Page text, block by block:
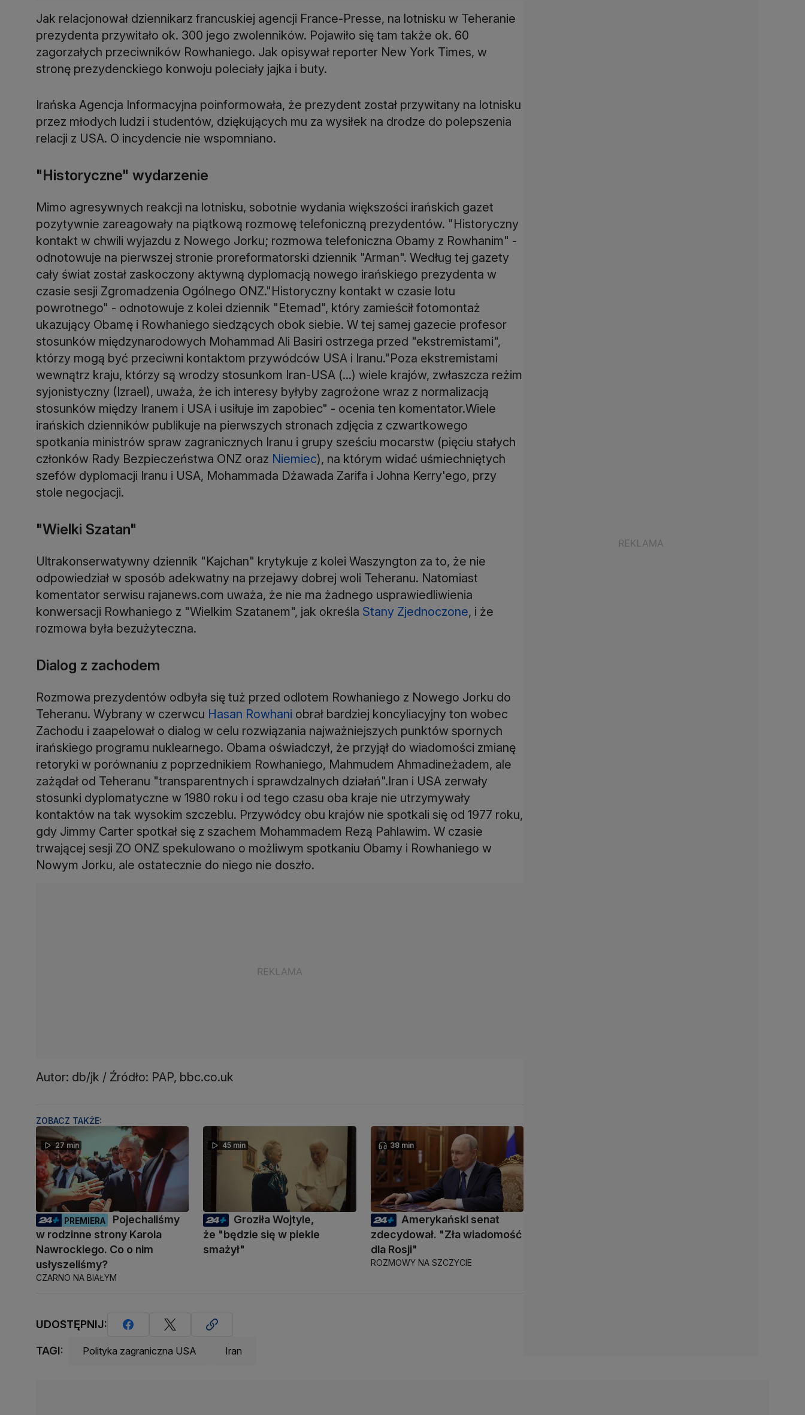
Jak relacjonował dziennikarz francuskiej agencji France-Presse, na lotnisku w Teheranie
prezydenta przywitało ok. 300 jego zwolenników. Pojawiło się tam także ok. 60
zagorzałych przeciwników Rowhaniego. Jak opisywał reporter New York Times, w
stronę prezydenckiego konwoju poleciały jajka i buty.
Irańska Agencja Informacyjna poinformowała, że prezydent został przywitany na lotnisku
przez młodych ludzi i studentów, dziękujących mu za wysiłek na drodze do polepszenia
relacji z USA. O incydencie nie wspomniano.
"Historyczne" wydarzenie
Mimo agresywnych reakcji na lotnisku, sobotnie wydania większości irańskich gazet
pozytywnie zareagowały na piątkową rozmowę telefoniczną prezydentów. "Historyczny
kontakt w chwili wyjazdu z Nowego Jorku; rozmowa telefoniczna Obamy z Rowhanim" -
odnotowuje na pierwszej stronie proreformatorski dziennik "Arman". Według tej gazety
cały świat został zaskoczony aktywną dyplomacją nowego irańskiego prezydenta w
czasie sesji Zgromadzenia Ogólnego ONZ."Historyczny kontakt w czasie lotu
powrotnego" - odnotowuje z kolei dziennik "Etemad", który zamieścił fotomontaż
ukazujący Obamę i Rowhaniego siedzących obok siebie. W tej samej gazecie profesor
stosunków międzynarodowych Mohammad Ali Basiri ostrzega przed "ekstremistami",
którzy mogą być przeciwni kontaktom przywódców USA i Iranu."Poza ekstremistami
wewnątrz kraju, którzy są wrodzy stosunkom Iran-USA (...) wiele krajów, zwłaszcza reżim
syjonistyczny (Izrael), uważa, że ich interesy byłyby zagrożone wraz z normalizacją
stosunków między Iranem i USA i usiłuje im zapobiec" - ocenia ten komentator.Wiele
irańskich dzienników publikuje na pierwszych stronach zdjęcia z czwartkowego
spotkania ministrów spraw zagranicznych Iranu i grupy sześciu mocarstw (pięciu stałych
członków Rady Bezpieczeństwa ONZ oraz Niemiec), na którym widać uśmiechniętych
szefów dyplomacji Iranu i USA, Mohammada Dżawada Zarifa i Johna Kerry'ego, przy
stole negocjacji.
"Wielki Szatan"
Ultrakonserwatywny dziennik "Kajchan" krytykuje z kolei Waszyngton za to, że nie
odpowiedział w sposób adekwatny na przejawy dobrej woli Teheranu. Natomiast
komentator serwisu rajanews.com uważa, że nie ma żadnego usprawiedliwienia
konwersacji Rowhaniego z "Wielkim Szatanem", jak określa Stany Zjednoczone, i że
rozmowa była bezużyteczna.
Dialog z zachodem
Rozmowa prezydentów odbyła się tuż przed odlotem Rowhaniego z Nowego Jorku do
Teheranu. Wybrany w czerwcu Hasan Rowhani obrał bardziej koncyliacyjny ton wobec
Zachodu i zaapelował o dialog w celu rozwiązania najważniejszych punktów spornych
irańskiego programu nuklearnego. Obama oświadczył, że przyjął do wiadomości zmianę
retoryki w porównaniu z poprzednikiem Rowhaniego, Mahmudem Ahmadineżadem, ale
zażądał od Teheranu "transparentnych i sprawdzalnych działań".Iran i USA zerwały
stosunki dyplomatyczne w 1980 roku i od tego czasu oba kraje nie utrzymywały
kontaktów na tak wysokim szczeblu. Przywódcy obu krajów nie spotkali się od 1977 roku,
gdy Jimmy Carter spotkał się z szachem Mohammadem Rezą Pahlawim. W czasie
trwającej sesji ZO ONZ spekulowano o możliwym spotkaniu Obamy i Rowhaniego w
Nowym Jorku, ale ostatecznie do niego nie doszło.
Autor: db/jk / Źródło: PAP, bbc.co.uk
ZOBACZ TAKŻE:
27 min
PREMIERA
Pojechaliśmy
w rodzinne strony Karola
Nawrockiego. Co o nim
usłyszeliśmy?
CZARNO NA BIAŁYM
45 min
Groziła Wojtyle,
że "będzie się w piekle
smażył"
38 min
Amerykański senat
zdecydował. "Zła wiadomość
dla Rosji"
ROZMOWY NA SZCZYCIE
UDOSTĘPNIJ:
TAGI: Polityka zagraniczna USA Iran